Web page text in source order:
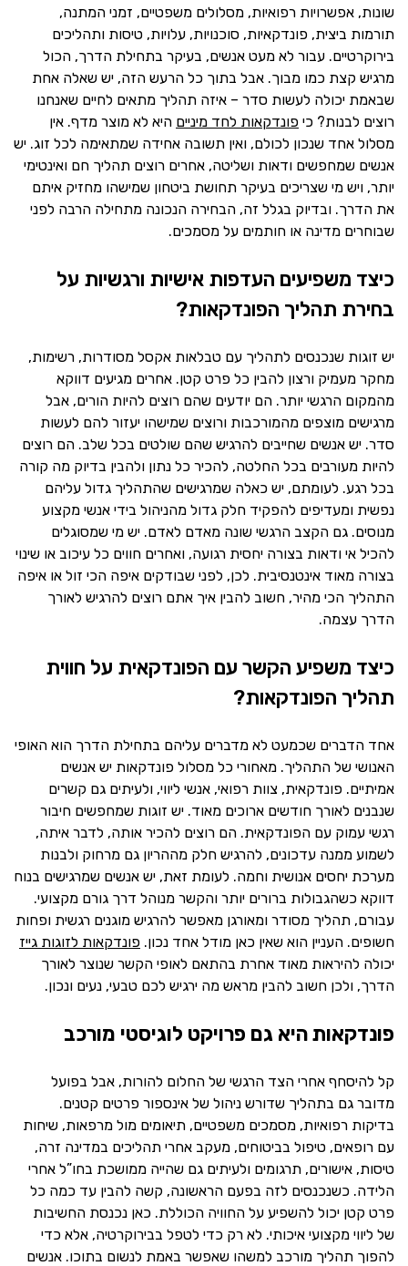
שונות, אפשרויות רפואיות, מסלולים משפטיים, זמני המתנה,
תורמות ביצית, פונדקאיות, סוכנויות, עלויות, טיסות ותהליכים
בירוקרטיים. עבור לא מעט אנשים, בעיקר בתחילת הדרך, הכול
מרגיש קצת כמו מבוך. אבל בתוך כל הרעש הזה, יש שאלה אחת
שבאמת יכולה לעשות סדר – איזה תהליך מתאים לחיים שאנחנו
רוצים לבנות? כי פונדקאות לחד מיניים היא לא מוצר מדף. אין
מסלול אחד שנכון לכולם, ואין תשובה אחידה שמתאימה לכל זוג. יש
אנשים שמחפשים ודאות ושליטה, אחרים רוצים תהליך חם ואינטימי
יותר, ויש מי שצריכים בעיקר תחושת ביטחון שמישהו מחזיק איתם
את הדרך. ובדיוק בגלל זה, הבחירה הנכונה מתחילה הרבה לפני
שבוחרים מדינה או חותמים על מסמכים.
כיצד משפיעים העדפות אישיות ורגשיות על
בחירת תהליך הפונדקאות?
יש זוגות שנכנסים לתהליך עם טבלאות אקסל מסודרות, רשימות,
מחקר מעמיק ורצון להבין כל פרט קטן. אחרים מגיעים דווקא
מהמקום הרגשי יותר. הם יודעים שהם רוצים להיות הורים, אבל
מרגישים מוצפים מהמורכבות ורוצים שמישהו יעזור להם לעשות
סדר. יש אנשים שחייבים להרגיש שהם שולטים בכל שלב. הם רוצים
להיות מעורבים בכל החלטה, להכיר כל נתון ולהבין בדיוק מה קורה
בכל רגע. לעומתם, יש כאלה שמרגישים שהתהליך גדול עליהם
נפשית ומעדיפים להפקיד חלק גדול מהניהול בידי אנשי מקצוע
מנוסים. גם הקצב הרגשי שונה מאדם לאדם. יש מי שמסוגלים
להכיל אי ודאות בצורה יחסית רגועה, ואחרים חווים כל עיכוב או שינוי
בצורה מאוד אינטנסיבית. לכן, לפני שבודקים איפה הכי זול או איפה
התהליך הכי מהיר, חשוב להבין איך אתם רוצים להרגיש לאורך
הדרך עצמה.
כיצד משפיע הקשר עם הפונדקאית על חווית
תהליך הפונדקאות?
אחד הדברים שכמעט לא מדברים עליהם בתחילת הדרך הוא האופי
האנושי של התהליך. מאחורי כל מסלול פונדקאות יש אנשים
אמיתיים. פונדקאית, צוות רפואי, אנשי ליווי, ולעיתים גם קשרים
שנבנים לאורך חודשים ארוכים מאוד. יש זוגות שמחפשים חיבור
רגשי עמוק עם הפונדקאית. הם רוצים להכיר אותה, לדבר איתה,
לשמוע ממנה עדכונים, להרגיש חלק מההריון גם מרחוק ולבנות
מערכת יחסים אנושית וחמה. לעומת זאת, יש אנשים שמרגישים בנוח
דווקא כשהגבולות ברורים יותר והקשר מנוהל דרך גורם מקצועי.
עבורם, תהליך מסודר ומאורגן מאפשר להרגיש מוגנים רגשית ופחות
חשופים. העניין הוא שאין כאן מודל אחד נכון. פונדקאות לזוגות גייז
יכולה להיראות מאוד אחרת בהתאם לאופי הקשר שנוצר לאורך
הדרך, ולכן חשוב להבין מראש מה ירגיש לכם טבעי, נעים ונכון.
פונדקאות היא גם פרויקט לוגיסטי מורכב
קל להיסחף אחרי הצד הרגשי של החלום להורות, אבל בפועל
מדובר גם בתהליך שדורש ניהול של אינספור פרטים קטנים.
בדיקות רפואיות, מסמכים משפטיים, תיאומים מול מרפאות, שיחות
עם רופאים, טיפול בביטוחים, מעקב אחרי תהליכים במדינה זרה,
טיסות, אישורים, תרגומים ולעיתים גם שהייה ממושכת בחו”ל אחרי
הלידה. כשנכנסים לזה בפעם הראשונה, קשה להבין עד כמה כל
פרט קטן יכול להשפיע על החוויה הכוללת. כאן נכנסת החשיבות
של ליווי מקצועי איכותי. לא רק כדי לטפל בבירוקרטיה, אלא כדי
להפוך תהליך מורכב למשהו שאפשר באמת לנשום בתוכו. אנשים